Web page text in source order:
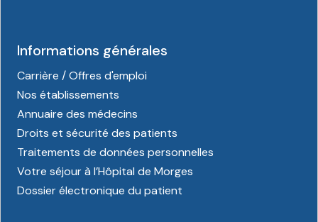
Informations générales
Carrière / Offres d'emploi
Nos établissements
Annuaire des médecins
Droits et sécurité des patients
Traitements de données personnelles
Votre séjour à l’Hôpital de Morges
Dossier électronique du patient